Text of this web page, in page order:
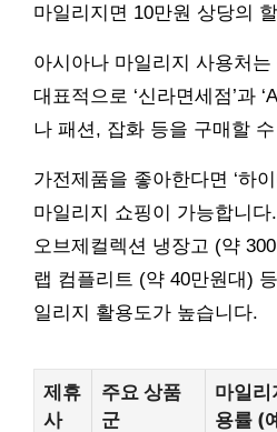
마일리지면 10만원 상당의
아시아나 마일리지 사용처
대표적으로 ‘신라면세점’과
나 패션, 잡화 등을 구매할
가전제품을 좋아한다면 ‘하
마일리지 쇼핑이 가능합니
오브제컬렉션 냉장고 (약
랩 컴플리트 (약 40만원대)
일리지 활용도가 높습니다.
제휴
사
주요 상품
군
마일리
용률 (